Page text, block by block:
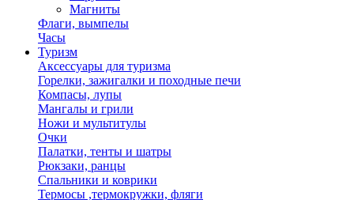
Магниты
Флаги, вымпелы
Часы
Туризм
Аксессуары для туризма
Горелки, зажигалки и походные печи
Компасы, лупы
Мангалы и грили
Ножи и мультитулы
Очки
Палатки, тенты и шатры
Рюкзаки, ранцы
Спальники и коврики
Термосы ,термокружки, фляги